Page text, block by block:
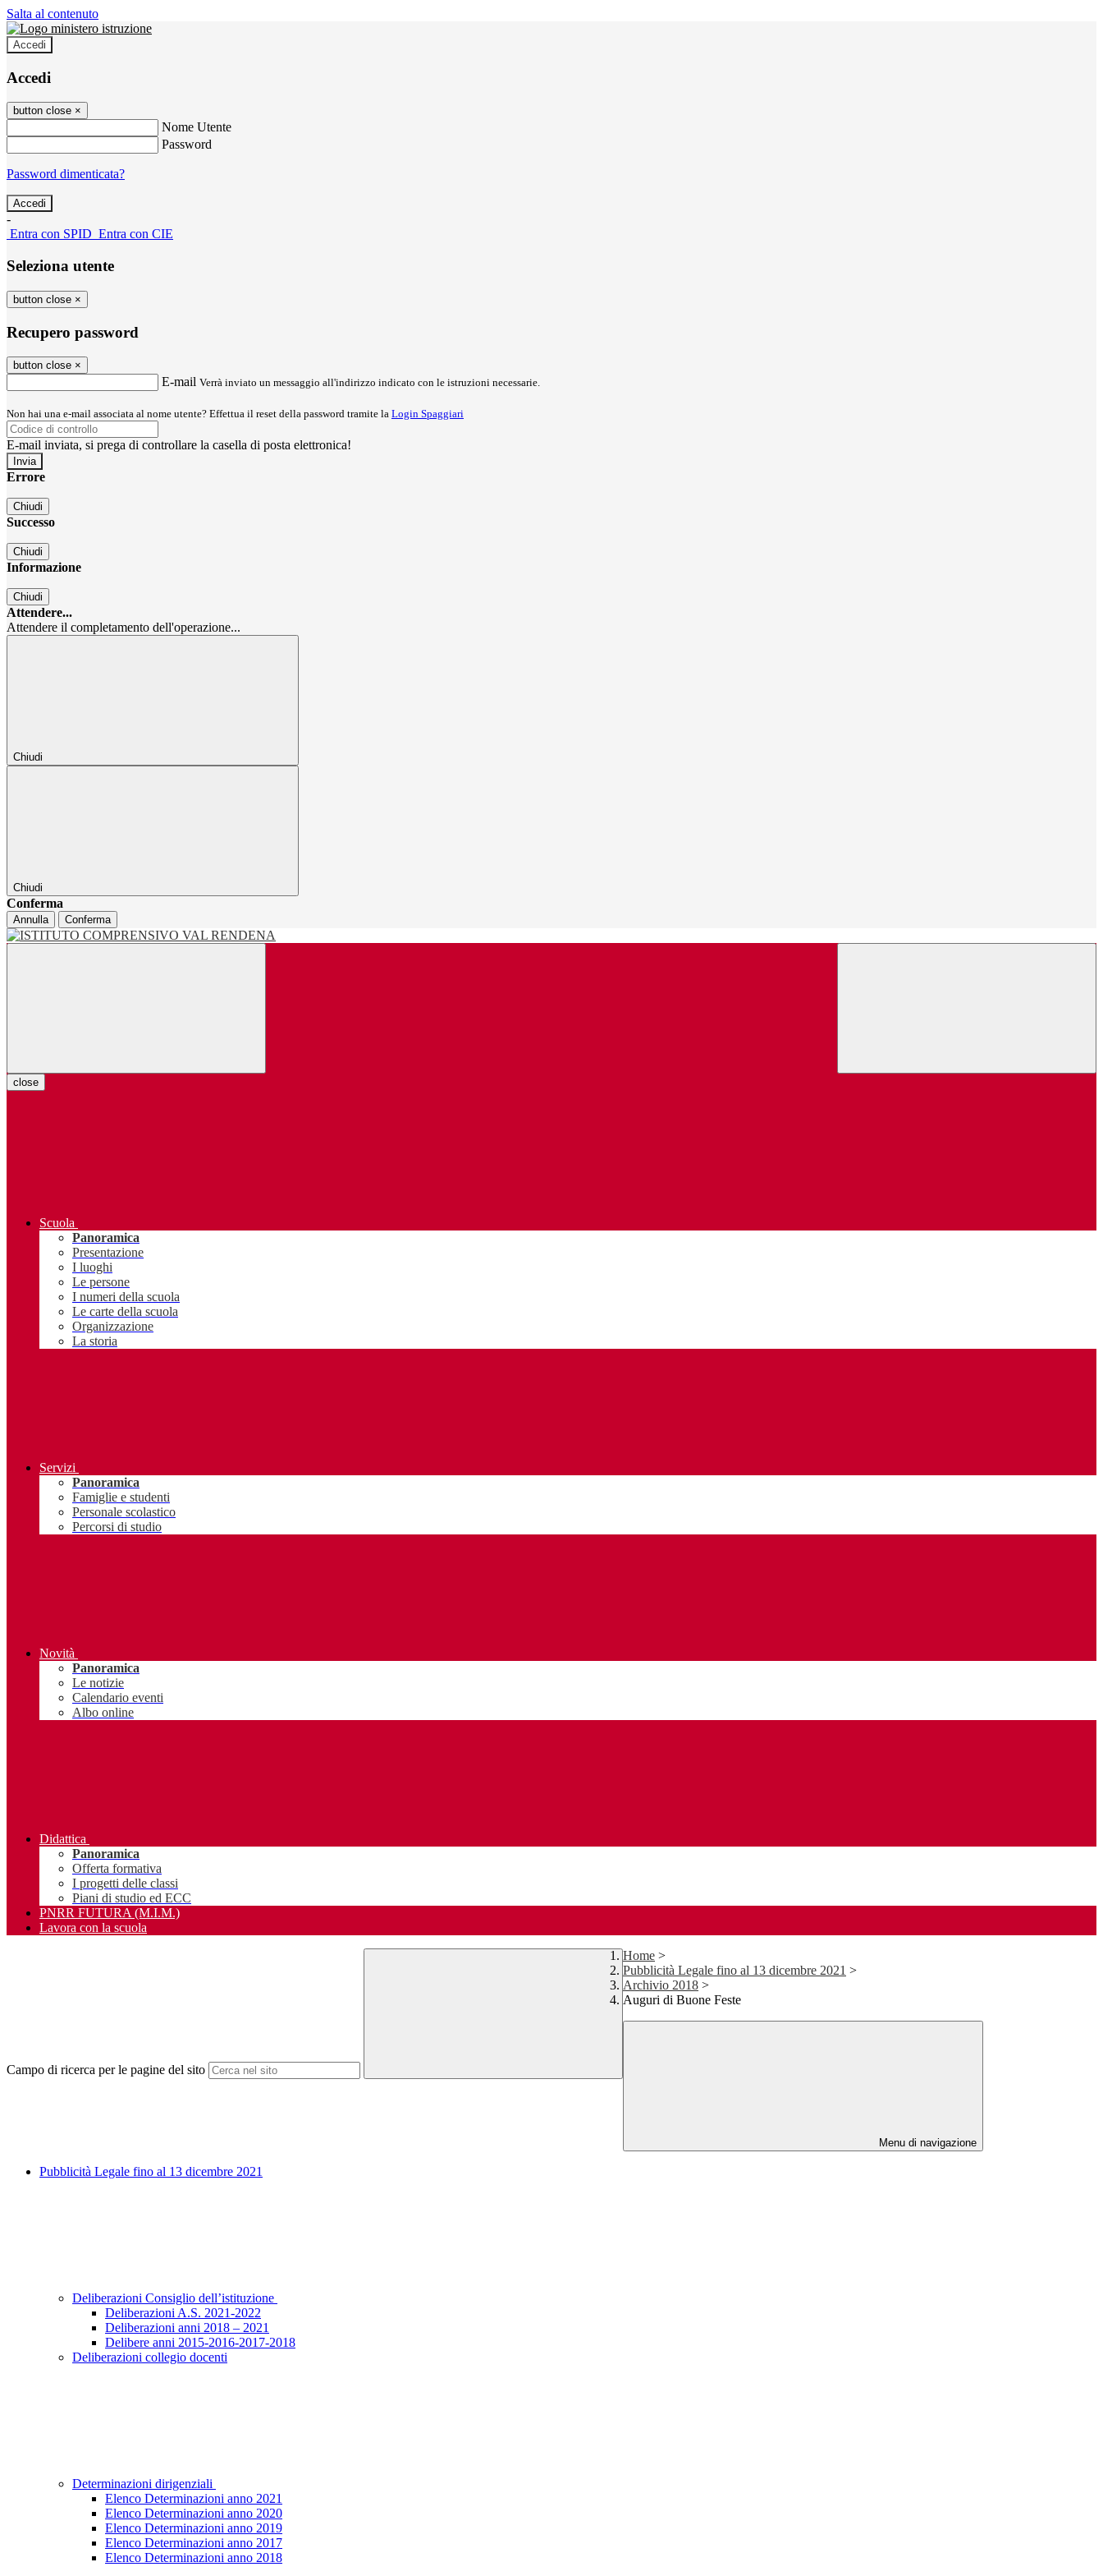
Salta al contenuto
Accedi
Accedi
button close ×
Nome Utente
Password
Password dimenticata?
-
Entra con SPID Entra con CIE
Seleziona utente
button close ×
Recupero password
button close ×
E-mail Verrà inviato un messaggio all'indirizzo indicato con le istruzioni necessarie.
Non hai una e-mail associata al nome utente? Effettua il reset della password tramite la Login Spaggiari
E-mail inviata, si prega di controllare la casella di posta elettronica!
Errore
Chiudi
Successo
Chiudi
Informazione
Chiudi
Attendere...
Attendere il completamento dell'operazione...
Chiudi
Chiudi
Conferma
Annulla Conferma
close
Scuola
Panoramica
Presentazione
I luoghi
Le persone
I numeri della scuola
Le carte della scuola
Organizzazione
La storia
Servizi
Panoramica
Famiglie e studenti
Personale scolastico
Percorsi di studio
Novità
Panoramica
Le notizie
Calendario eventi
Albo online
Didattica
Panoramica
Offerta formativa
I progetti delle classi
Piani di studio ed ECC
PNRR FUTURA (M.I.M.)
Lavora con la scuola
Campo di ricerca per le pagine del sito
Home >
Pubblicità Legale fino al 13 dicembre 2021 >
Archivio 2018 >
Auguri di Buone Feste
Menu di navigazione
Pubblicità Legale fino al 13 dicembre 2021
Deliberazioni Consiglio dell’istituzione
Deliberazioni A.S. 2021-2022
Deliberazioni anni 2018 – 2021
Delibere anni 2015-2016-2017-2018
Deliberazioni collegio docenti
Determinazioni dirigenziali
Elenco Determinazioni anno 2021
Elenco Determinazioni anno 2020
Elenco Determinazioni anno 2019
Elenco Determinazioni anno 2017
Elenco Determinazioni anno 2018